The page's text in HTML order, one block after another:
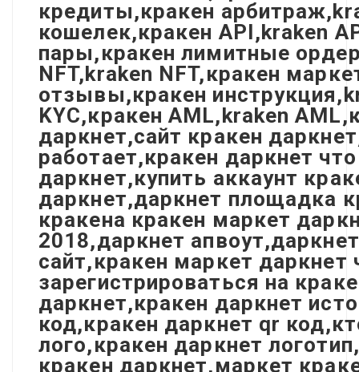
кредиты,кракен
кошелек,кракен API,kraken
пары,кракен лимитные
NFT,kraken NFT,кракен
отзывы,кракен
KYC,кракен AML,kraken
даркнет,сайт кракен
работает,кракен даркнет
даркнет,купить аккаунт
даркнет,даркнет площадка
кракена кракен маркет
2018,даркнет
сайт,кракен маркет даркнет
зарегистрироваться на
даркнет,кракен даркнет
код,кракен даркнет qr
лого,кракен даркнет
кракен даркнет,маркет